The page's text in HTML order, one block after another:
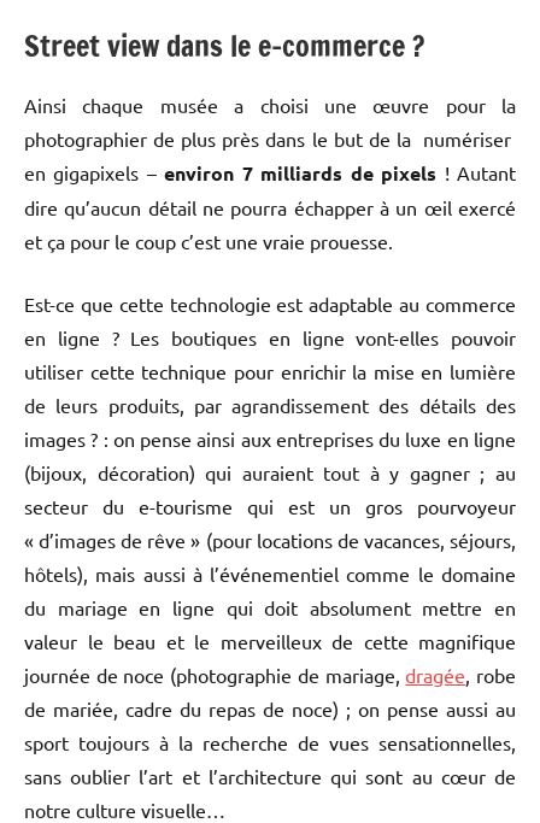
Street view dans le e-commerce ?
Ainsi chaque musée a choisi une œuvre pour la
photographier de plus près dans le but de la numériser
en gigapixels –environ 7 milliards de pixels ! Autant
dire qu’aucun détail ne pourra échapper à un œil exercé
et ça pour le coup c’est une vraie prouesse.
Est-ce que cette technologie est adaptable au commerce
en ligne ? Les boutiques en ligne vont-elles pouvoir
utiliser cette technique pour enrichir la mise en lumière
de leurs produits, par agrandissement des détails des
images ? : on pense ainsi aux entreprises du luxe en ligne
(bijoux, décoration) qui auraient tout à y gagner ; au
secteur du e-tourisme qui est un gros pourvoyeur
« d’images de rêve » (pour locations de vacances, séjours,
hôtels), mais aussi à l’événementiel comme le domaine
du mariage en ligne qui doit absolument mettre en
valeur le beau et le merveilleux de cette magnifique
journée de noce (photographie de mariage,dragée , robe
de mariée, cadre du repas de noce) ; on pense aussi au
sport toujours à la recherche de vues sensationnelles,
sans oublier l’art et l’architecture qui sont au cœur de
notre culture visuelle…